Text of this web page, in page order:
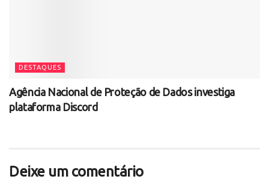
DESTAQUES
Agência Nacional de Proteção de Dados investiga
plataforma Discord
Deixe um comentário